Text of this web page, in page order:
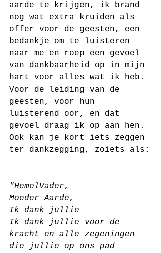
aarde te krijgen, ik brand
nog wat extra kruiden als
offer voor de geesten, een
bedankje om te luisteren
naar me en roep een gevoel
van dankbaarheid op in mijn
hart voor alles wat ik heb.
Voor de leiding van de
geesten, voor hun
luisterend oor, en dat
gevoel draag ik op aan hen.
Ook kan je kort iets zeggen
ter dankzegging, zoiets als:
"HemelVader,
Moeder Aarde,
Ik dank jullie
Ik dank jullie voor de
kracht en alle zegeningen
die jullie op ons pad